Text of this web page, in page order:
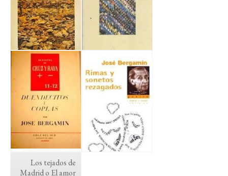
Los tejados de
Madrid o El amor